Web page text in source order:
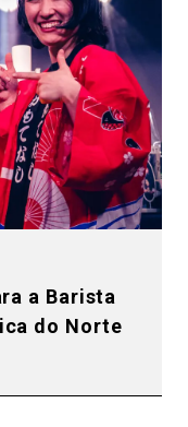
a Barista
do Norte